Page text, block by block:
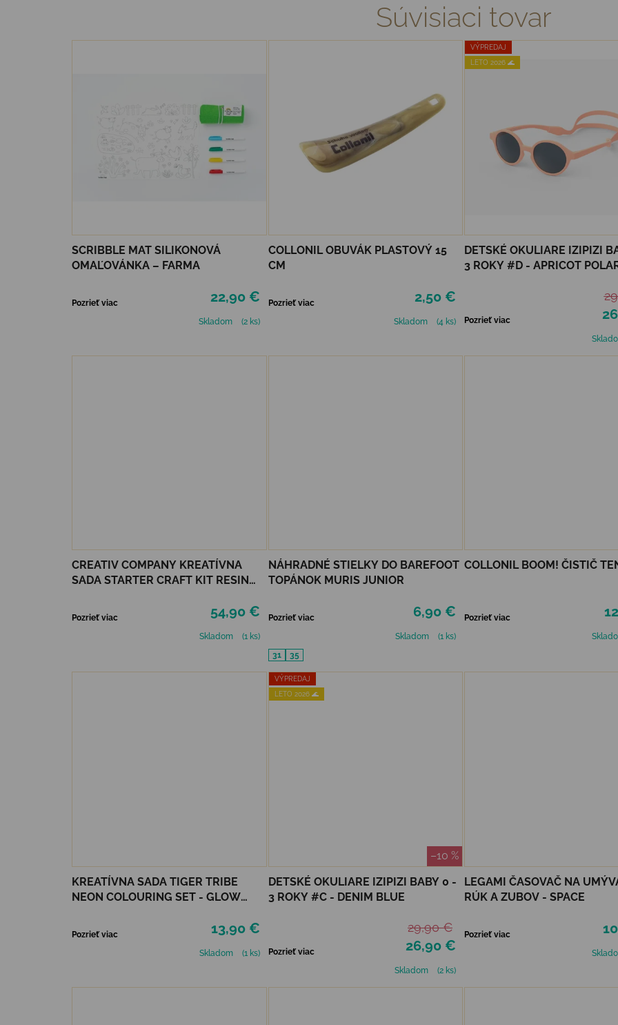
Súvisiaci tovar
SCRIBBLE MAT SILIKONOVÁ
OMAĽOVÁNKA – FARMA
22,90 €
Pozrieť viac
Skladom
(2 ks)
COLLONIL OBUVÁK PLASTOVÝ 15
CM
2,50 €
Pozrieť viac
Skladom
(4 ks)
VÝPREDAJ
LETO 2026 🌊
DETSKÉ OKULIARE IZIPIZI
3 ROKY #D - APRICOT
Pozrieť viac
CREATIV COMPANY KREATÍVNA
SADA STARTER CRAFT KIT RESIN
54,90 €
Pozrieť viac
Skladom
(1 ks)
NÁHRADNÉ STIELKY DO BAREFOOT
TOPÁNOK MURIS JUNIOR
6,90 €
Pozrieť viac
Skladom
(1 ks)
31
35
COLLONIL BOOM! ČISTIČ
Pozrieť viac
KREATÍVNA SADA TIGER TRIBE
NEON COLOURING SET - GLOW
13,90 €
Pozrieť viac
Skladom
(1 ks)
VÝPREDAJ
LETO 2026 🌊
–10 %
DETSKÉ OKULIARE IZIPIZI BABY 0 -
3 ROKY #C - DENIM BLUE
26,90 €
29,90 €
Pozrieť viac
Skladom
(2 ks)
LEGAMI ČASOVAČ NA
RÚK A ZUBOV - SPACE
Pozrieť viac